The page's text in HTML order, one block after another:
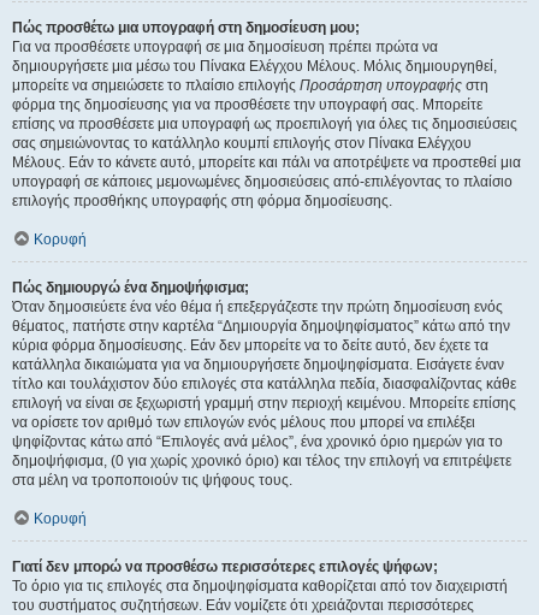
Πώς προσθέτω μια υπογραφή στη δημοσίευση μου;
Για να προσθέσετε υπογραφή σε μια δημοσίευση πρέπει πρώτα να
δημιουργήσετε μια μέσω του Πίνακα Ελέγχου Μέλους. Μόλις δημιουργηθεί,
μπορείτε να σημειώσετε το πλαίσιο επιλογής Προσάρτηση υπογραφής στη
φόρμα της δημοσίευσης για να προσθέσετε την υπογραφή σας. Μπορείτε
επίσης να προσθέσετε μια υπογραφή ως προεπιλογή για όλες τις δημοσιεύσεις
σας σημειώνοντας το κατάλληλο κουμπί επιλογής στον Πίνακα Ελέγχου
Μέλους. Εάν το κάνετε αυτό, μπορείτε και πάλι να αποτρέψετε να προστεθεί μια
υπογραφή σε κάποιες μεμονωμένες δημοσιεύσεις από-επιλέγοντας το πλαίσιο
επιλογής προσθήκης υπογραφής στη φόρμα δημοσίευσης.
Κορυφή
Πώς δημιουργώ ένα δημοψήφισμα;
Όταν δημοσιεύετε ένα νέο θέμα ή επεξεργάζεστε την πρώτη δημοσίευση ενός
θέματος, πατήστε στην καρτέλα “Δημιουργία δημοψηφίσματος” κάτω από την
κύρια φόρμα δημοσίευσης. Εάν δεν μπορείτε να το δείτε αυτό, δεν έχετε τα
κατάλληλα δικαιώματα για να δημιουργήσετε δημοψηφίσματα. Εισάγετε έναν
τίτλο και τουλάχιστον δύο επιλογές στα κατάλληλα πεδία, διασφαλίζοντας κάθε
επιλογή να είναι σε ξεχωριστή γραμμή στην περιοχή κειμένου. Μπορείτε επίσης
να ορίσετε τον αριθμό των επιλογών ενός μέλους που μπορεί να επιλέξει
ψηφίζοντας κάτω από “Επιλογές ανά μέλος”, ένα χρονικό όριο ημερών για το
δημοψήφισμα, (0 για χωρίς χρονικό όριο) και τέλος την επιλογή να επιτρέψετε
στα μέλη να τροποποιούν τις ψήφους τους.
Κορυφή
Γιατί δεν μπορώ να προσθέσω περισσότερες επιλογές ψήφων;
Το όριο για τις επιλογές στα δημοψηφίσματα καθορίζεται από τον διαχειριστή
του συστήματος συζητήσεων. Εάν νομίζετε ότι χρειάζονται περισσότερες